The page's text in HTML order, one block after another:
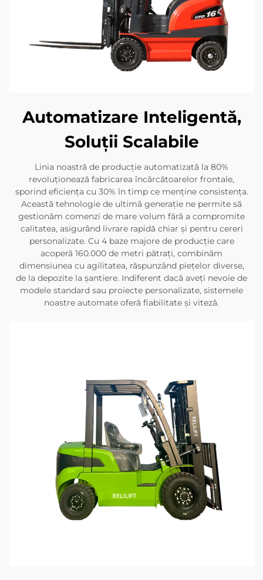
Automatizare Inteligentă,
Soluții Scalabile
Linia noastră de producție automatizată la 80%
revoluționează fabricarea încărcătoarelor frontale,
sporind eficiența cu 30% în timp ce menține consistența.
Această tehnologie de ultimă generație ne permite să
gestionăm comenzi de mare volum fără a compromite
calitatea, asigurând livrare rapidă chiar și pentru cereri
personalizate. Cu 4 baze majore de producție care
acoperă 160.000 de metri pătrați, combinăm
dimensiunea cu agilitatea, răspunzând piețelor diverse,
de la depozite la șantiere. Indiferent dacă aveți nevoie de
modele standard sau proiecte personalizate, sistemele
noastre automate oferă fiabilitate și viteză.